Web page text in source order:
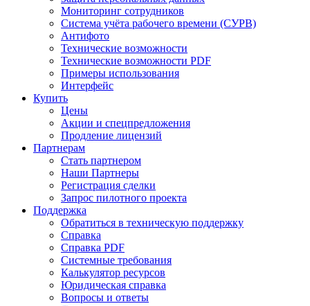
Мониторинг сотрудников
Система учёта рабочего времени (СУРВ)
Антифото
Технические возможности
Технические возможности PDF
Примеры использования
Интерфейс
Купить
Цены
Акции и спецпредложения
Продление лицензий
Партнерам
Стать партнером
Наши Партнеры
Регистрация сделки
Запрос пилотного проекта
Поддержка
Обратиться в техническую поддержку
Справка
Справка PDF
Системные требования
Калькулятор ресурсов
Юридическая справка
Вопросы и ответы